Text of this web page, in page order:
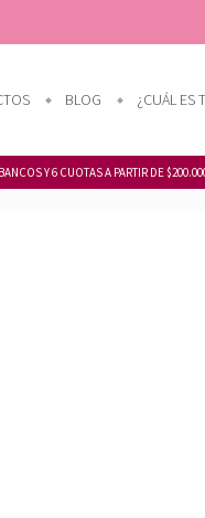
BLOG ¿CUÁL ES
Y 6 CUOTAS A PARTIR DE